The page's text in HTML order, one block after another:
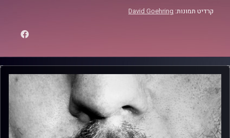
קרדיט תמונות: David Goehring